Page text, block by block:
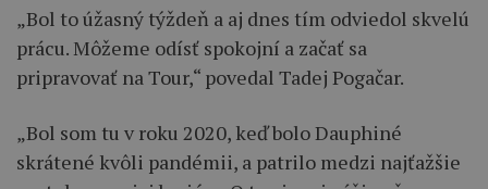
„Bol to úžasný týždeň a aj dnes tím odviedol skvelú
prácu. Môžeme odísť spokojní a začať sa
pripravovať na Tour,“ povedal Tadej Pogačar.
„Bol som tu v roku 2020, keď bolo Dauphiné
skrátené kvôli pandémii, a patrilo medzi najťažšie